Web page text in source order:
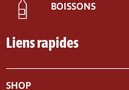
BOISSONS
Liens rapides
SHOP